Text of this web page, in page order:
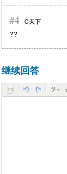
#4 C天下
??
继续回答